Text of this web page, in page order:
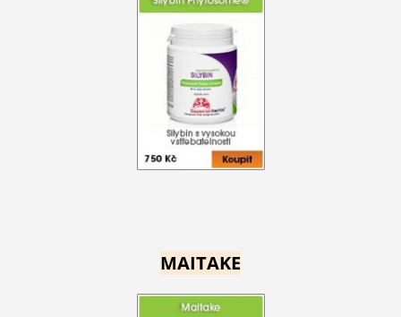
MAITAKE